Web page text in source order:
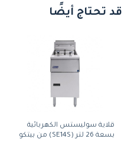
قد تحتاج أيضًا
قلاية سوليستس الكهربائية
بسعة 26 لتر (SE14S) من بيتكو